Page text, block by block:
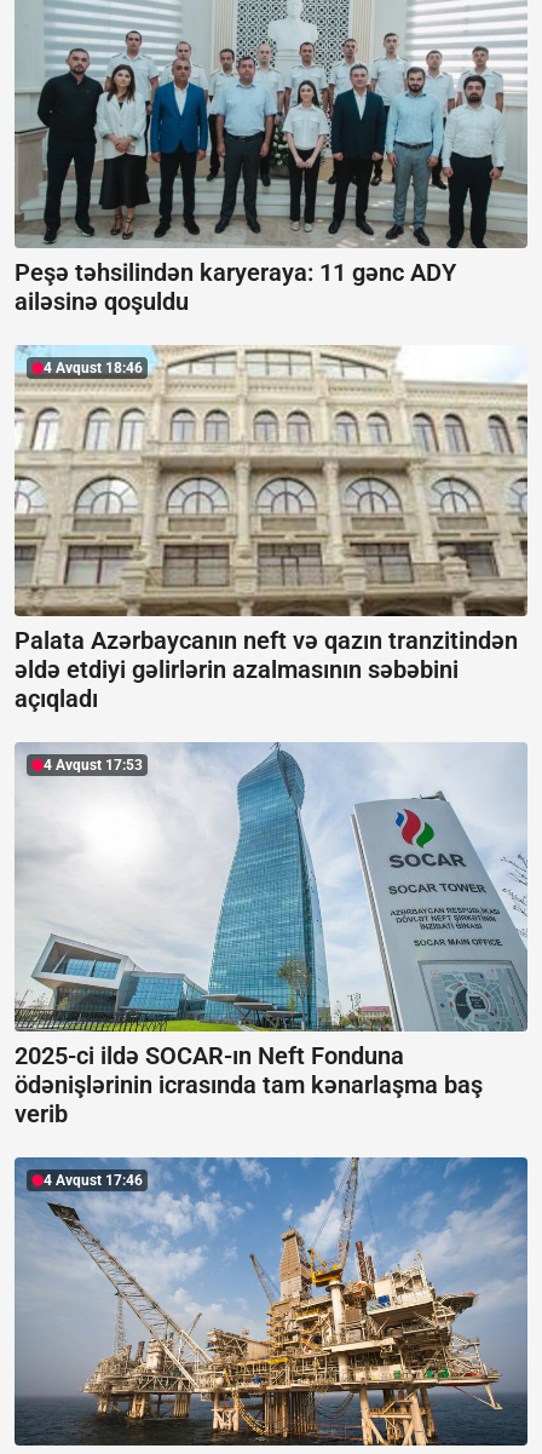
Peşə təhsilindən karyeraya: 11 gənc ADY
ailəsinə qoşuldu
4 Avqust 18:46
Palata Azərbaycanın neft və qazın tranzitindən
əldə etdiyi gəlirlərin azalmasının səbəbini
açıqladı
4 Avqust 17:53
2025-ci ildə SOCAR-ın Neft Fonduna
ödənişlərinin icrasında tam kənarlaşma baş
verib
4 Avqust 17:46